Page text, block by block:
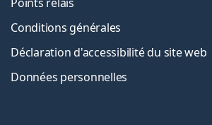
Conditions générales
Déclaration d'accessibilité du site web
Données personnelles